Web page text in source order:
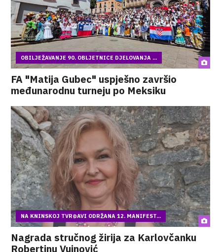
OBILJEŽAVANJE 90. OBLJETNICE DJELOVANJA ...
FA "Matija Gubec" uspješno završio
međunarodnu turneju po Meksiku
NA KNINSKOJ TVRĐAVI ODRŽANA 12. MANIFEST...
Nagrada stručnog žirija za Karlovčanku
Robertinu Vujnović